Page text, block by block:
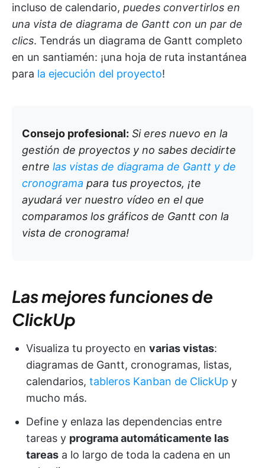
incluso de calendario, puedes convertirlos en
una vista de diagrama de Gantt con un par de
clics. Tendrás un diagrama de Gantt completo
en un santiamén: ¡una hoja de ruta instantánea
para la ejecución del proyecto!
Consejo profesional: Si eres nuevo en la
gestión de proyectos y no sabes decidirte
entre las vistas de diagrama de Gantt y de
cronograma para tus proyectos, ¡te
ayudará ver nuestro vídeo en el que
comparamos los gráficos de Gantt con la
vista de cronograma!
Las mejores funciones de
ClickUp
Visualiza tu proyecto en varias vistas:
diagramas de Gantt, cronogramas, listas,
calendarios, tableros Kanban de ClickUp y
mucho más.
Define y enlaza las dependencias entre
tareas y programa automáticamente las
tareas a lo largo de toda la cadena en un